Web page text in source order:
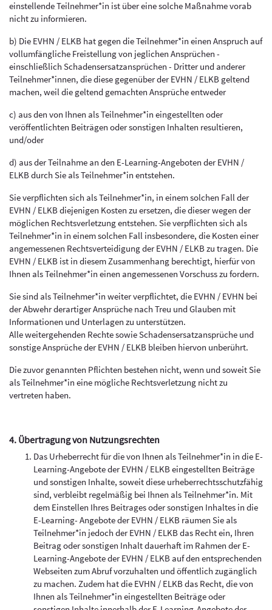
einstellende Teilnehmer*in ist über eine solche Maßnahme vorab
nicht zu informieren.
b) Die EVHN / ELKB hat gegen die Teilnehmer*in einen Anspruch auf
vollumfängliche Freistellung von jeglichen Ansprüchen -
einschließlich Schadensersatzansprüchen - Dritter und anderer
Teilnehmer*innen, die diese gegenüber der EVHN / ELKB geltend
machen, weil die geltend gemachten Ansprüche entweder
c) aus den von Ihnen als Teilnehmer*in eingestellten oder
veröffentlichten Beiträgen oder sonstigen Inhalten resultieren,
und/oder
d) aus der Teilnahme an den E-Learning-Angeboten der EVHN /
ELKB durch Sie als Teilnehmer*in entstehen.
Sie verpflichten sich als Teilnehmer*in, in einem solchen Fall der
EVHN / ELKB diejenigen Kosten zu ersetzen, die dieser wegen der
möglichen Rechtsverletzung entstehen. Sie verpflichten sich als
Teilnehmer*in in einem solchen Fall insbesondere, die Kosten einer
angemessenen Rechtsverteidigung der EVHN / ELKB zu tragen. Die
EVHN / ELKB ist in diesem Zusammenhang berechtigt, hierfür von
Ihnen als Teilnehmer*in einen angemessenen Vorschuss zu fordern.
Sie sind als Teilnehmer*in weiter verpflichtet, die EVHN / EVHN bei
der Abwehr derartiger Ansprüche nach Treu und Glauben mit
Informationen und Unterlagen zu unterstützen.
Alle weitergehenden Rechte sowie Schadensersatzansprüche und
sonstige Ansprüche der EVHN / ELKB bleiben hiervon unberührt.
Die zuvor genannten Pflichten bestehen nicht, wenn und soweit Sie
als Teilnehmer*in eine mögliche Rechtsverletzung nicht zu
vertreten haben.
4. Übertragung von Nutzungsrechten
Das Urheberrecht für die von Ihnen als Teilnehmer*in in die E-
Learning-Angebote der EVHN / ELKB eingestellten Beiträge
und sonstigen Inhalte, soweit diese urheberrechtsschutzfähig
sind, verbleibt regelmäßig bei Ihnen als Teilnehmer*in. Mit
dem Einstellen Ihres Beitrages oder sonstigen Inhaltes in die
E-Learning- Angebote der EVHN / ELKB räumen Sie als
Teilnehmer*in jedoch der EVHN / ELKB das Recht ein, Ihren
Beitrag oder sonstigen Inhalt dauerhaft im Rahmen der E-
Learning-Angebote der EVHN / ELKB auf den entsprechenden
Webseiten zum Abruf vorzuhalten und öffentlich zugänglich
zu machen. Zudem hat die EVHN / ELKB das Recht, die von
Ihnen als Teilnehmer*in eingestellten Beiträge oder